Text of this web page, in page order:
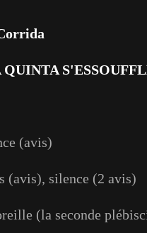
QUINTA
(avis)
(avis), silence (2 avis)
(la seconde